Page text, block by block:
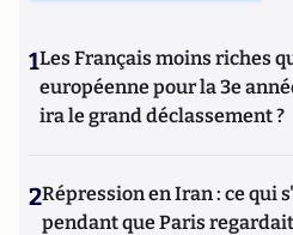
1Les Français moins riches
européenne pour la 3e
ira le grand déclassement ?
2Répression en Iran : ce qui
pendant que Paris